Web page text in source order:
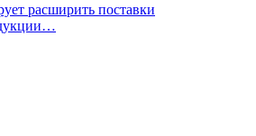
расширить поставки